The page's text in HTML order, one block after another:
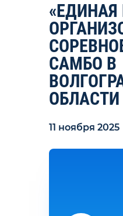
«ЕДИНАЯ
САМБО В
ОБЛАСТИ
11 ноября 2025